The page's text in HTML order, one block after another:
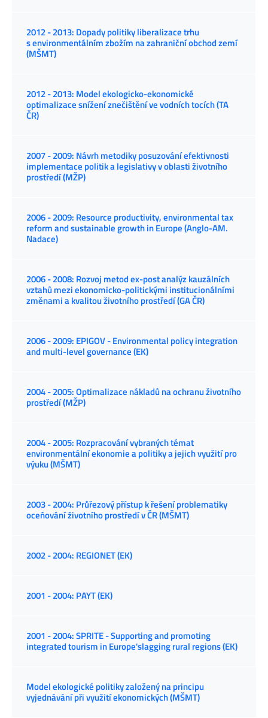
2012 - 2013: Dopady politiky liberalizace trhu
s environmentálním zbožím na zahraniční obchod zemí
(MŠMT)
2012 - 2013: Model ekologicko-ekonomické
optimalizace snížení znečištění ve vodních tocích (TA
ČR)
2007 - 2009: Návrh metodiky posuzování efektivnosti
implementace politik a legislativy v oblasti životního
prostředí (MŽP)
2006 - 2009: Resource productivity, environmental tax
reform and sustainable growth in Europe (Anglo-AM.
Nadace)
2006 - 2008: Rozvoj metod ex-post analýz kauzálních
vztahů mezi ekonomicko-politickými institucionálními
změnami a kvalitou životního prostředí (GA ČR)
2006 - 2009: EPIGOV - Environmental policy integration
and multi-level governance (EK)
2004 - 2005: Optimalizace nákladů na ochranu životního
prostředí (MŽP)
2004 - 2005: Rozpracování vybraných témat
environmentální ekonomie a politiky a jejich využití pro
výuku (MŠMT)
2003 - 2004: Průřezový přístup k řešení problematiky
oceňování životního prostředí v ČR (MŠMT)
2002 - 2004: REGIONET (EK)
2001 - 2004: PAYT (EK)
2001 - 2004: SPRITE - Supporting and promoting
integrated tourism in Europe'slagging rural regions (EK)
Model ekologické politiky založený na principu
vyjednávání při využití ekonomických (MŠMT)